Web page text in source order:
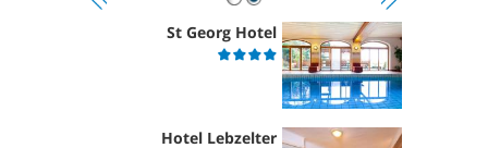
St Georg Hotel
Hotel Lebzelter